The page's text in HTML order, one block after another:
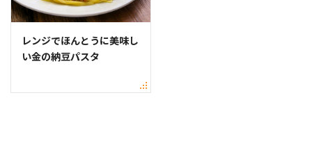
レンジでほんとうに美味し
い金の納豆パスタ